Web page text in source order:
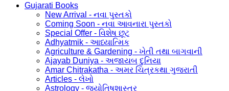
Gujarati Books
New Arrival - નવા પુસ્તકો
Coming Soon - નવા આવનારા પુસ્તકો
Special Offer - વિશેષ છૂટ
Adhyatmik - આધ્યાત્મિક
Agriculture & Gardening - ખેતી તથા બાગવાની
Ajayab Duniya - અજાયબ દુનિયા
Amar Chitrakatha - અમર ચિત્રકથા ગુજરાતી
Articles - લેખો
Astrology - જ્યોતિષશાસ્ત્ર